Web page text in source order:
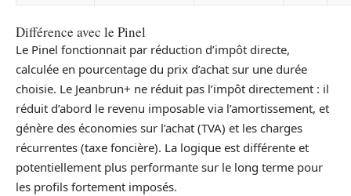
Différence avec le Pinel
Le Pinel fonctionnait par réduction d’impôt directe,
calculée en pourcentage du prix d’achat sur une durée
choisie. Le Jeanbrun+ ne réduit pas l’impôt directement : il
réduit d’abord le revenu imposable via l’amortissement, et
génère des économies sur l’achat (TVA) et les charges
récurrentes (taxe foncière). La logique est différente et
potentiellement plus performante sur le long terme pour
les profils fortement imposés.